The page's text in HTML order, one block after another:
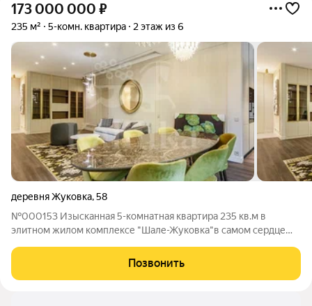
173 000 000 ₽
235 м² 5-комн. квартира 2 этаж из 6
деревня Жуковка,58
№000153 Изысканная 5-комнатная квартира 235 кв.м в
элитном жилом комплексе "Шале-Жуковка"в самом сердце
авторскому проекту с применением натуральных материалов
высокого класса, сочетает в себе
Позвонить